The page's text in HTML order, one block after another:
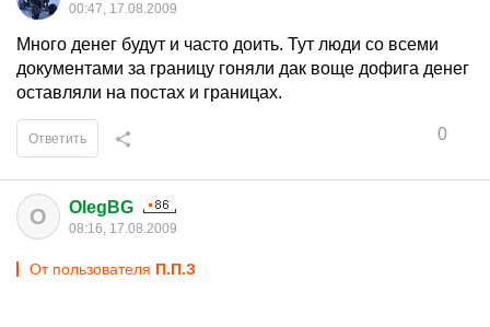
00:47, 17.08.2009
Много денег будут и часто доить. Тут люди со всеми
документами за границу гоняли дак воще дофига денег
оставляли на постах и границах.
0
Ответить
O OlegBG
08:16, 17.08.2009
От пользователя П.П.З